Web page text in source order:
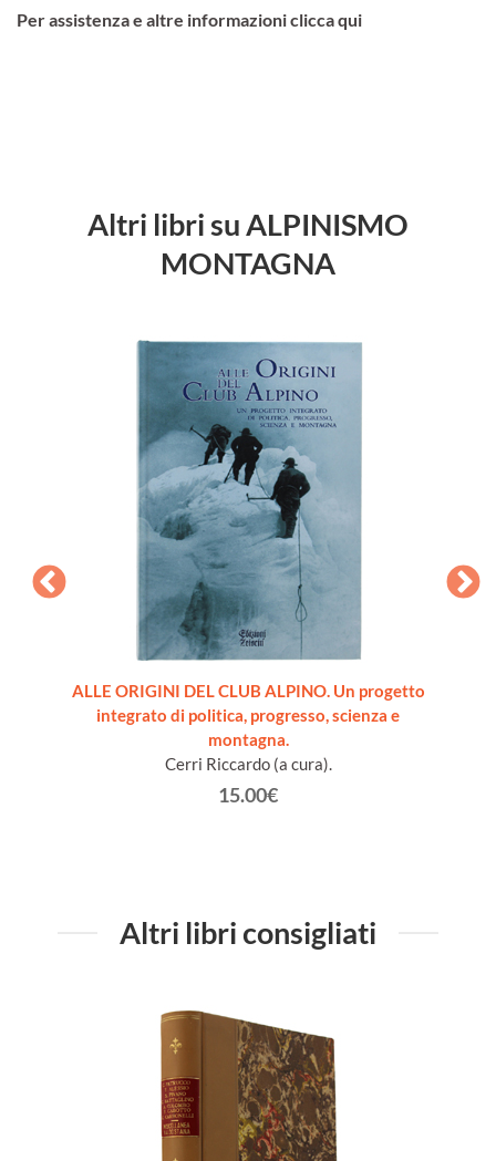
Per assistenza e altre informazioni clicca qui
Altri libri su ALPINISMO
MONTAGNA
ALLE ORIGINI DEL CLUB ALPINO. Un progetto
integrato di politica, progresso, scienza e
montagna.
Cerri Riccardo (a cura).
15.00€
Altri libri consigliati